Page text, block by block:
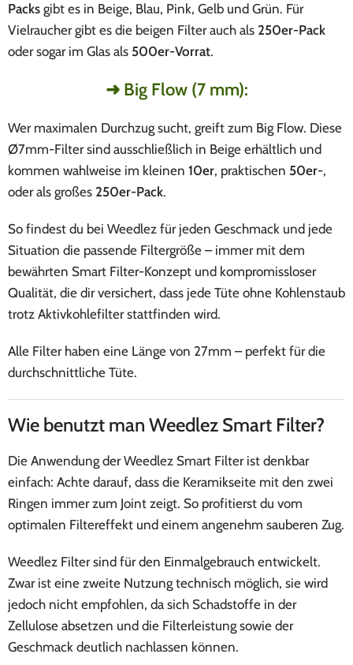
Packs gibt es in Beige, Blau, Pink, Gelb und Grün. Für
Vielraucher gibt es die beigen Filter auch als 250er-Pack
oder sogar im Glas als 500er-Vorrat.
➜ Big Flow (7 mm):
Wer maximalen Durchzug sucht, greift zum Big Flow. Diese
Ø7mm-Filter sind ausschließlich in Beige erhältlich und
kommen wahlweise im kleinen 10er, praktischen 50er-,
oder als großes 250er-Pack.
So findest du bei Weedlez für jeden Geschmack und jede
Situation die passende Filtergröße – immer mit dem
bewährten Smart Filter-Konzept und kompromissloser
Qualität, die dir versichert, dass jede Tüte ohne Kohlenstaub
trotz Aktivkohlefilter stattfinden wird.
Alle Filter haben eine Länge von 27mm – perfekt für die
durchschnittliche Tüte.
Wie benutzt man Weedlez Smart Filter?
Die Anwendung der Weedlez Smart Filter ist denkbar
einfach: Achte darauf, dass die Keramikseite mit den zwei
Ringen immer zum Joint zeigt. So profitierst du vom
optimalen Filtereffekt und einem angenehm sauberen Zug.
Weedlez Filter sind für den Einmalgebrauch entwickelt.
Zwar ist eine zweite Nutzung technisch möglich, sie wird
jedoch nicht empfohlen, da sich Schadstoffe in der
Zellulose absetzen und die Filterleistung sowie der
Geschmack deutlich nachlassen können.